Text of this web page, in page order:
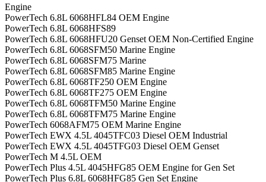
Engine
PowerTech 6.8L 6068HFL84 OEM Engine
PowerTech 6.8L 6068HFS89
PowerTech 6.8L 6068HFU20 Genset OEM Non-Certified Engine
PowerTech 6.8L 6068SFM50 Marine Engine
PowerTech 6.8L 6068SFM75 Marine
PowerTech 6.8L 6068SFM85 Marine Engine
PowerTech 6.8L 6068TF250 OEM Engine
PowerTech 6.8L 6068TF275 OEM Engine
PowerTech 6.8L 6068TFM50 Marine Engine
PowerTech 6.8L 6068TFM75 Marine Engine
PowerTech 6068AFM75 OEM Marine Engine
PowerTech EWX 4.5L 4045TFC03 Diesel OEM Industrial
PowerTech EWX 4.5L 4045TFG03 Diesel OEM Genset
PowerTech M 4.5L OEM
PowerTech Plus 4.5L 4045HFG85 OEM Engine for Gen Set
PowerTech Plus 6.8L 6068HFG85 Gen Set Engine